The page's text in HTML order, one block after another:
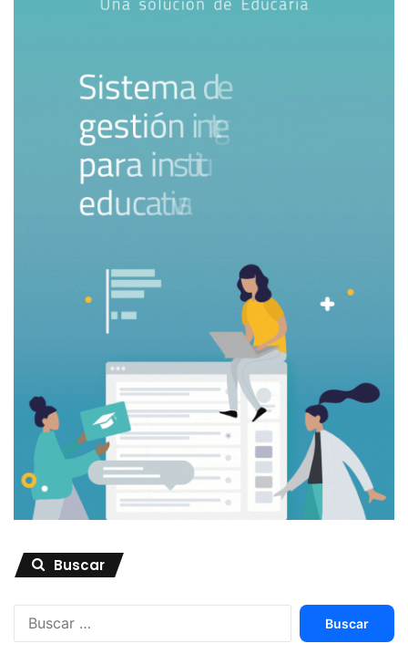
pedagógicos nos pueden ayudar a construirlas? ¿Cómo
competencias? ¿Hasta qué punto podría hablarse de
niveles competentes, tanto al interior de las disciplinas
académicas como de las disciplinas sociales? En esa
ocasión, además, hacíamos una aclaración fundamental, a
partir de los trabajos de Noam Chomsky, el lingüista del
Massachussets Institute of Technology
también nos previno acerca de que «Sólo en la
[la actuación] no puede reflejar la competencia»
En síntesis, la conveniencia de currículos por
competencias es, como mínimo, discutible. Las promesas
de transferibilidad y equidad se diluyen cuando el
andamiaje disciplinar cede ante listas de desempeños; la
evaluación se hipertrofia; y el aula se estrecha en torno a
evidencias superficiales. La alternativa no es volver a un
enciclopedismo sin propósito, sino reequilibrar:
conocimiento sustantivo, problemas auténticos, evaluación
formativa exigente y juicio profesional. La investigación
Harvard, UCLInstitute of Education y Cambridge
Assessment— sugiere que ese camino es más fértil para
sin que el currículo, como lo anunciábamos en el título de
este artículo, tenga que estar organizado, necesariamente,
Buscar
Buscar: